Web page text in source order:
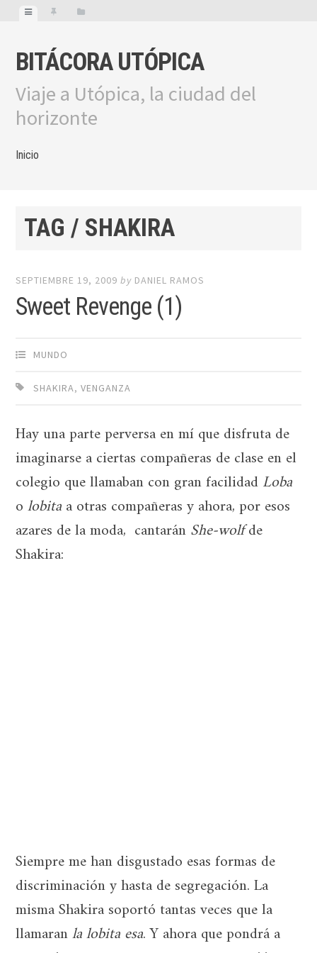
BITÁCORA UTÓPICA
Viaje a Utópica, la ciudad del
horizonte
Inicio
TAG / SHAKIRA
SEPTIEMBRE 19, 2009 by DANIEL RAMOS
Sweet Revenge (1)
MUNDO
SHAKIRA,VENGANZA
Hay una parte perversa en mí que disfruta de
imaginarse a ciertas compañeras de clase en el
colegio que llamaban con gran facilidadLoba
olobitaa otras compañeras y ahora, por esos
azares de la moda, cantaránShe-wolfde
Shakira:
Siempre me han disgustado esas formas de
discriminación y hasta de segregación. La
misma Shakira soportó tantas veces que la
llamaranla lobita esa. Y ahora que pondrá a